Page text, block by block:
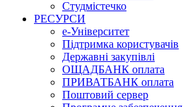
Студмістечко
РЕСУРСИ
е-Університет
Підтримка користувачів
Державні закупівлі
ОЩАДБАНК оплата
ПРИВАТБАНК оплата
Поштовий сервер